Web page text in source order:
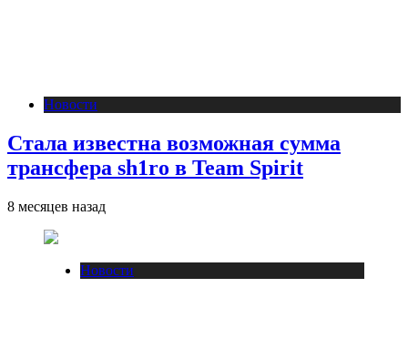
Новости
Стала известна возможная сумма
трансфера sh1ro в Team Spirit
8 месяцев назад
Новости